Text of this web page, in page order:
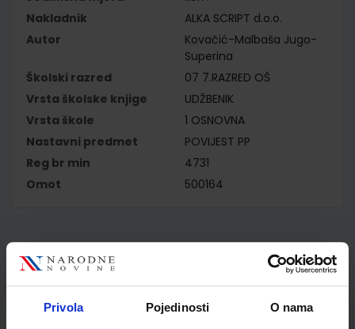
Privola Pojedinosti O nama
Nakladnik
ALKA SCRIPT d.o.o.
Autor
Kovačić-Malbaša Jugo-
Superina
Školski razred
07 7.RAZRED OŠ
Vrsta školske knjige
UDŽBENIK
Vrsta škole
1 OSNOVNA
Nastavni predmet
POVIJEST PP
Reg br min
4731
Omot
500164
Kupci najčešće biraju..